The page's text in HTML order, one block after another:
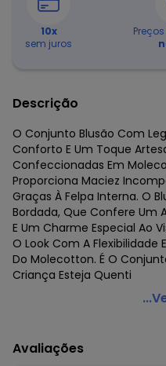
10x
sem juros
Preços
Descrição
O Conjunto Blusão Com
Conforto E Um Toque
Confeccionadas Em
Proporciona Maciez
Graças À Felpa Interna. O
Bordada, Que Confere Um
E Um Charme Especial Ao
O Look Com A
Do Molecotton. É O
Criança Esteja Quenti
Rovi Kids - Conjunto
Código do produto: 8425605
Fornecedor: ROVITEX IND E
Avaliações